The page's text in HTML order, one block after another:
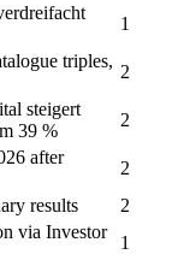
1
triples,
2
steigert
39 %
2
after
2
results
2
via Investor
1